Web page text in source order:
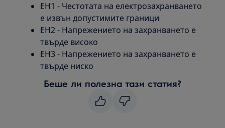
EH1 - Честотата на електрозахранването
е извън допустимите граници
EH2 - Напрежението на захранването е
твърде високо
EH3 - Напрежението на захранването е
твърде ниско
Беше ли полезна тази статия?